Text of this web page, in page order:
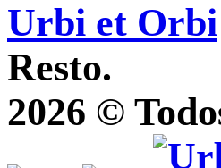
Urbi et Orbi
Resto.
2026 ©